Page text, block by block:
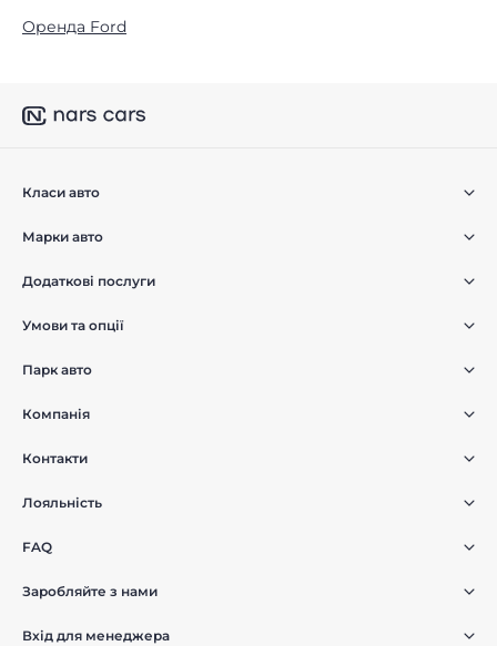
Оренда Ford
Класи авто
Марки авто
Додаткові послуги
Умови та опції
Парк авто
Компанія
Контакти
Лояльність
FAQ
Заробляйте з нами
Вхід для менеджера